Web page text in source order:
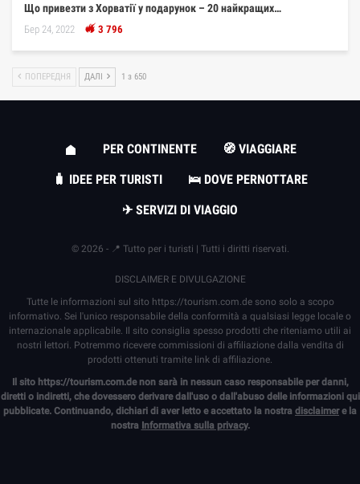
Що привезти з Хорватії у подарунок – 20 найкращих…
Бер 24, 2022 3 796
ПОПЕРЕДНЯ ДАЛІ 1 з 650
PER CONTINENTE
🧭 VIAGGIARE
🧳 IDEE PER TURISTI
🛌 DOVE PERNOTTARE
✈ SERVIZI DI VIAGGIO
© 2026 - 📍 Tutto per i turisti | Tutti i diritti riservati.
DISCLAIMER E DIVULGAZIONE
Tutte le informazioni sul sito https://tourism.com.desono solo a scopo
informativo. Sei l'unico responsabile della conformità a qualsiasi legge locale o
internazionale applicabile. Il sito consiglia spesso prodotti che riteniamo utili ai
nostri lettori. Potremmo ricevere commissioni di affiliazione dalla vendita di
prodotti ottenuti tramite link di affiliazione.
Il sito https://tourism.com.denon sarà in nessun caso responsabile per danni,
diretti o indiretti, che dovessero derivare dall'uso o dall'abuso delle informazioni qui
pubblicate. Continuando, dichiari di aver letto e accettato la nostra disclaimere la
nostra Informativa sulla privacy.